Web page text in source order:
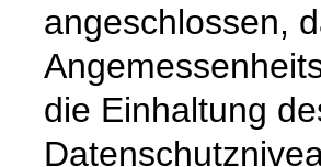
angeschlossen,
die Einhaltung